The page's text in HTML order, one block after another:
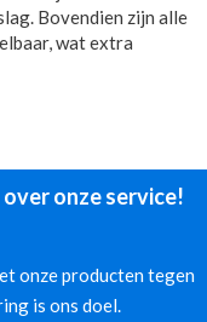
Bovendien zijn alle
wat extra
onze service!
onze producten tegen
is ons doel.